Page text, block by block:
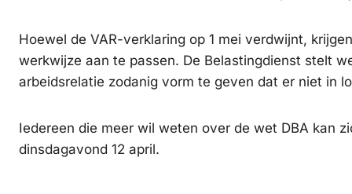
Hoewel de VAR-verklaring op 1 mei verdwijnt,
werkwijze aan te passen. De Belastingdienst stelt
arbeidsrelatie zodanig vorm te geven dat er niet in
Iedereen die meer wil weten over de wet DBA kan
dinsdagavond 12 april.